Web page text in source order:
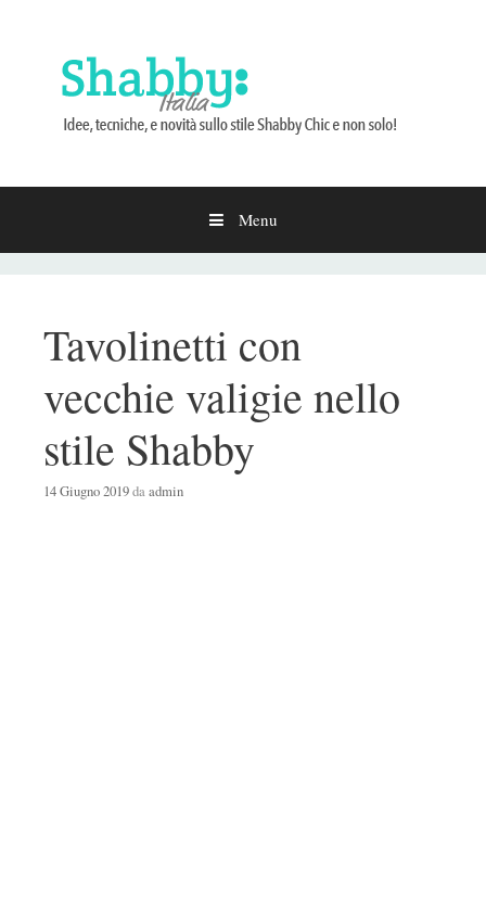
Menu
Tavolinetti con
vecchie valigie nello
stile Shabby
14 Giugno 2019daadmin